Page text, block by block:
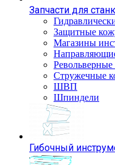
Запчасти для
Защитные
Магазины
Револьверные
Стружечные
ШВП
Шпиндели
Гибочный